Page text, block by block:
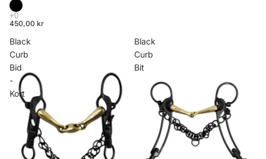
450,00 kr
Black
Curb
Bid
-
Kort
Black
Curb
Bit